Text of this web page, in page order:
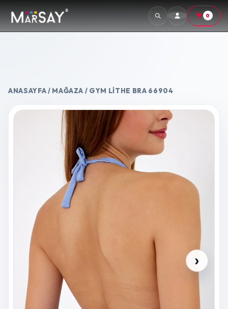
0
ANASAYFA/ MAĞAZA / GYM LITHE BRA 66904
›